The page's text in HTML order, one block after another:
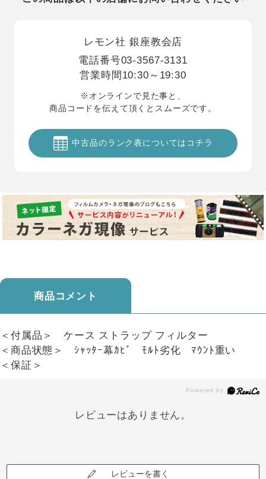
レモン社 銀座教会店
電話番号03-3567-3131
営業時間 10:30～19:30
※オンラインで見た事と、
商品コードを伝えて頂くとスムーズです。
中古品のランク表についてはコチラ
商品コメント
＜付属品＞ ケース ストラップ フィルター
＜商品状態＞ ｼｬｯﾀｰ幕ｶﾋﾞ ﾓﾙﾄ劣化 ﾏｳﾝﾄ重い
＜保証＞
レビューはありません。
レビューを書く